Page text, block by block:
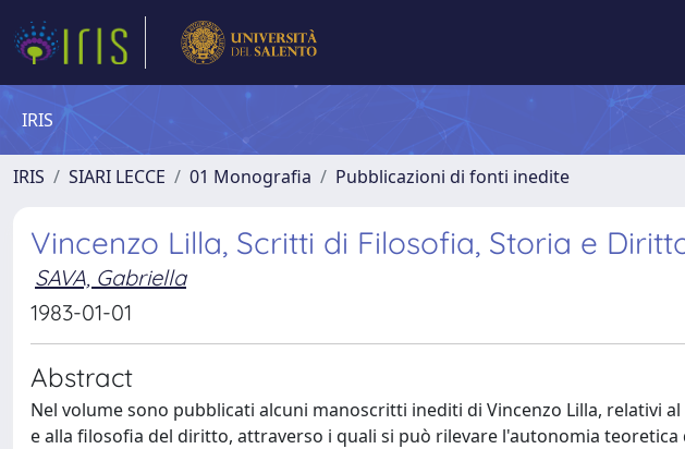
IRIS
IRIS SIARI LECCE 01 Monografia Pubblicazioni di fonti inedite
Vincenzo Lilla, Scritti di Filosofia, Storia e
SAVA, Gabriella
1983-01-01
Abstract
Nel volume sono pubblicati alcuni manoscritti inediti di Vincenzo Lilla, relativi
e alla filosofia del diritto, attraverso i quali si può rilevare l'autonomia